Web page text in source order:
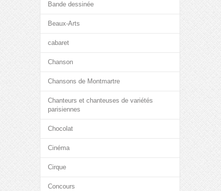
Bande dessinée
Beaux-Arts
cabaret
Chanson
Chansons de Montmartre
Chanteurs et chanteuses de variétés
parisiennes
Chocolat
Cinéma
Cirque
Concours